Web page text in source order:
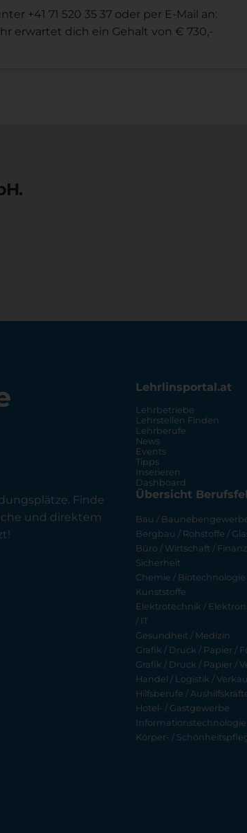
+41 71 520 35 37 oder per E-Mail an:
erwartet dich ein Gehalt von € 730,-
Finde
und direktem
Lehrlinsportal.at
Lehrbetriebe
Lehrstellen Finden
Lehrberufe
News
Events
Tipps
Inserieren
Dashboard
Übersicht
Bau /
Bergbau / Rohstoffe /
Büro / Wirtschaft /
Sicherheit
Chemie /
Kunststoffe
Elektrotechnik /
/ IT
Gesundheit / Medizin
Grafik / Druck / Papier /
Grafik / Druck / Papier /
Handel / Logistik /
Hilfsberufe /
Hotel- / Gastgewerbe
Informationstechnologie
Körper- /